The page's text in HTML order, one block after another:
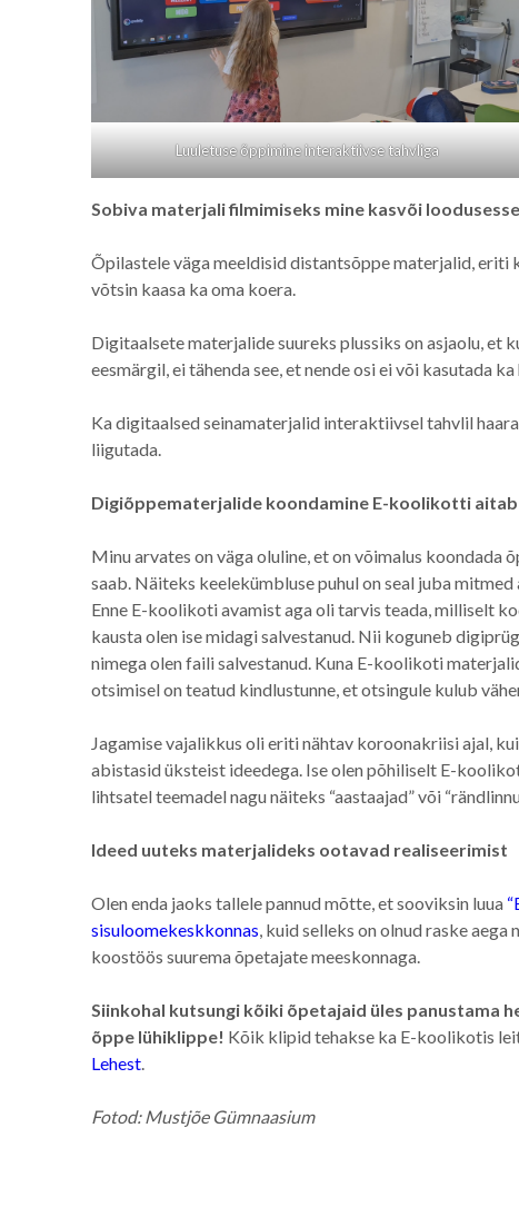
Luuletuse õppimine interaktiivse tahvliga
Sobiva materjali filmimiseks mine kasvõi loodusesse
Õpilastele väga meeldisid distantsõppe materjalid, eriti
võtsin kaasa ka oma koera.
Digitaalsete materjalide suureks plussiks on asjaolu, et
eesmärgil, ei tähenda see, et nende osi ei või kasutada
Ka digitaalsed seinamaterjalid interaktiivsel tahvlil
liigutada.
Digiõppematerjalide koondamine E-koolikotti aitab
Minu arvates on väga oluline, et on võimalus
saab. Näiteks keelekümbluse puhul on seal juba
Enne E-koolikoti avamist aga oli tarvis teada, milliselt
kausta olen ise midagi salvestanud. Nii koguneb
nimega olen faili salvestanud. Kuna E-koolikoti
otsimisel on teatud kindlustunne, et otsingule kulub
Jagamise vajalikkus oli eriti nähtav koroonakriisi ajal,
abistasid üksteist ideedega. Ise olen põhiliselt E-
lihtsatel teemadel nagu näiteks “aastaajad” või
Ideed uuteks materjalideks ootavad realiseerimist
Olen enda jaoks tallele pannud mõtte, et sooviksin luua
sisuloomekeskkonnas, kuid selleks on olnud raske
koostöös suurema õpetajate meeskonnaga.
Siinkohal kutsungi kõiki õpetajaid üles panustama
õppe lühiklippe! Kõik klipid tehakse ka E-koolikotis
Lehest.
Fotod: Mustjõe Gümnaasium